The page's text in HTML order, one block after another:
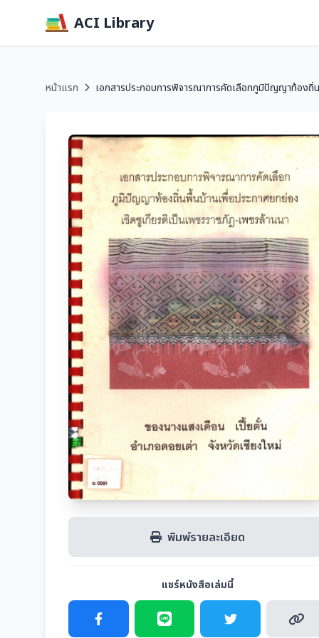
ACI Library
หน้าแรก เอกสารประกอบการพิจารณาการคัดเลือกภูมิปัญญาท้องถิ่
พิมพ์รายละเอียด
แชร์หนังสือเล่มนี้